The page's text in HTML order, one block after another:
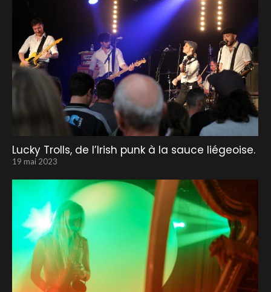
Lucky Trolls, de l’Irish punk à la sauce liégeoise.
19 mai 2023